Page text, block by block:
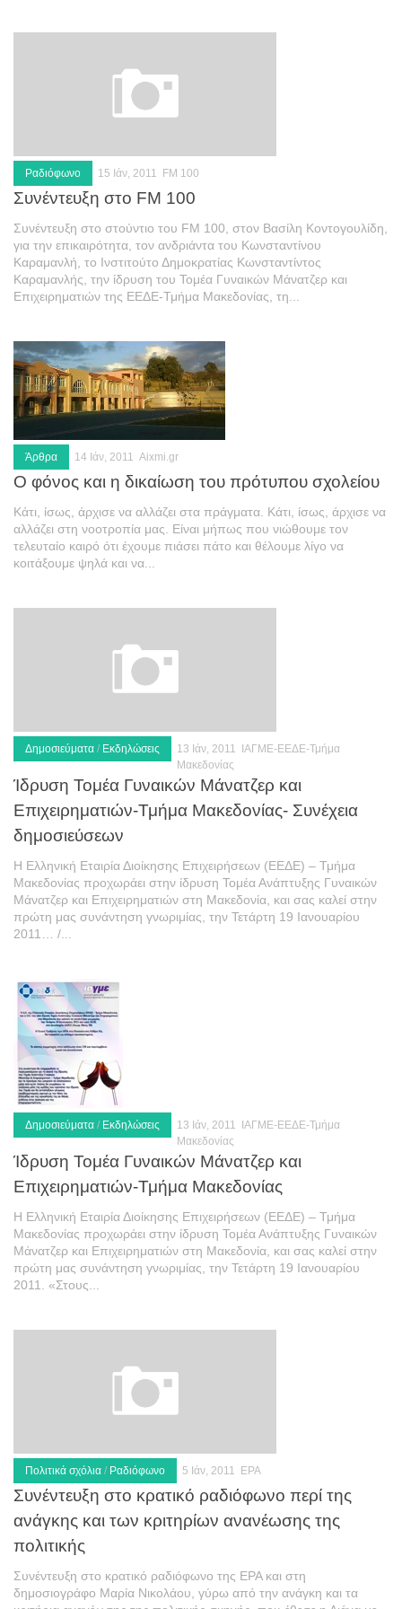
Περιβάλλον
Πολιτικά σχόλια
Φωτογραφίες
Επαγγελματικές
Blog
Επικοινωνία
Ραδιόφωνο 15 Ιάν, 2011 FM 100
Συνέντευξη στο FM 100
Συνέντευξη στο στούντιο του FM 100, στον Βασίλη Κοντογουλίδη,
για την επικαιρότητα, τον ανδριάντα του Κωνσταντίνου
Καραμανλή, το Ινστιτούτο Δημοκρατίας Κωνσταντίντος
Καραμανλής, την ίδρυση του Τομέα Γυναικών Μάνατζερ και
Επιχειρηματιών της ΕΕΔΕ-Τμήμα Μακεδονίας, τη...
Άρθρα 14 Ιάν, 2011 Aixmi.gr
Ο φόνος και η δικαίωση του πρότυπου σχολείου
Κάτι, ίσως, άρχισε να αλλάζει στα πράγματα. Κάτι, ίσως, άρχισε να
αλλάζει στη νοοτροπία μας. Είναι μήπως που νιώθουμε τον
τελευταίο καιρό ότι έχουμε πιάσει πάτο και θέλουμε λίγο να
κοιτάξουμε ψηλά και να...
Δημοσιεύματα / Εκδηλώσεις 13 Ιάν, 2011
ΙΑΓΜΕ-ΕΕΔΕ-Τμήμα
Μακεδονίας
Ίδρυση Τομέα Γυναικών Μάνατζερ και
Επιχειρηματιών-Τμήμα Μακεδονίας- Συνέχεια
δημοσιεύσεων
Η Ελληνική Εταιρία Διοίκησης Επιχειρήσεων (ΕΕΔΕ) – Τμήμα
Μακεδονίας προχωράει στην ίδρυση Τομέα Ανάπτυξης Γυναικών
Μάνατζερ και Επιχειρηματιών στη Μακεδονία, και σας καλεί στην
πρώτη μας συνάντηση γνωριμίας, την Τετάρτη 19 Ιανουαρίου
2011… /...
Δημοσιεύματα / Εκδηλώσεις 13 Ιάν, 2011
ΙΑΓΜΕ-ΕΕΔΕ-Τμήμα
Μακεδονίας
Ίδρυση Τομέα Γυναικών Μάνατζερ και
Επιχειρηματιών-Τμήμα Μακεδονίας
Η Ελληνική Εταιρία Διοίκησης Επιχειρήσεων (ΕΕΔΕ) – Τμήμα
Μακεδονίας προχωράει στην ίδρυση Τομέα Ανάπτυξης Γυναικών
Μάνατζερ και Επιχειρηματιών στη Μακεδονία, και σας καλεί στην
πρώτη μας συνάντηση γνωριμίας, την Τετάρτη 19 Ιανουαρίου
2011. «Στους...
Πολιτικά σχόλια / Ραδιόφωνο 5 Ιάν, 2011 ΕΡΑ
Συνέντευξη στο κρατικό ραδιόφωνο περί της
ανάγκης και των κριτηρίων ανανέωσης της
πολιτικής
Συνέντευξη στο κρατικό ραδιόφωνο της ΕΡΑ και στη
δημοσιογράφο Μαρία Νικολάου, γύρω από την ανάγκη και τα